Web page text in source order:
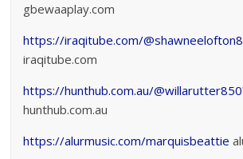
gbewaaplay.com
https://iraqitube.com/
iraqitube.com
https://hunthub.com.au/
hunthub.com.au
https://alurmusic.com/marquisbeattie